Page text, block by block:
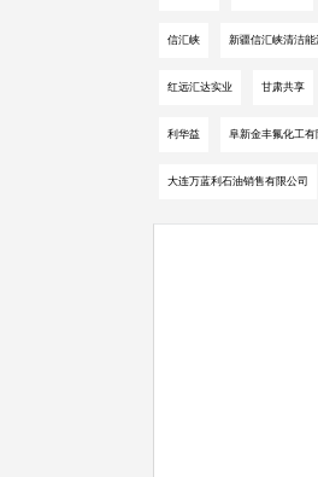
信汇峡 新疆信汇峡清洁能
红远汇达实业 甘肃共享
利华益 阜新金丰氟化工有
大连万蓝利石油销售有限公司